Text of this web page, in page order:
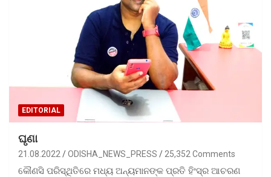
EDITORIAL
ଘୃଣା
21.08.2022 ODISHA_NEWS_PRESS 25,352 Comments
କୌଣସି ପରିସ୍ଥିତିରେ ମଧ୍ୟ ଅନ୍ୟମାନଙ୍କ ପ୍ରତି ହିଂସ୍ର ଆଚରଣ